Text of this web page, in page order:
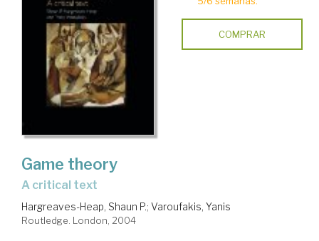
COMPRAR
Game theory
a critical text
Hargreaves-Heap, Shaun P.; Varoufakis, Yanis
Routledge. London, 2004